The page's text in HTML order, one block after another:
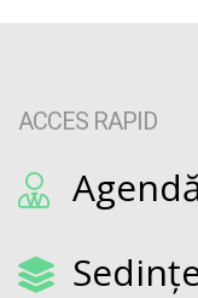
ACCES RAPID